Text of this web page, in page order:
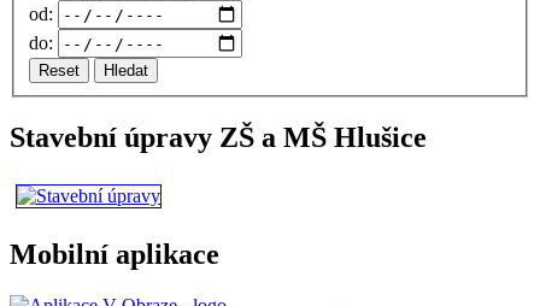
od:
do:
Reset Hledat
Stavební úpravy ZŠ a MŠ Hlušice
Mobilní aplikace